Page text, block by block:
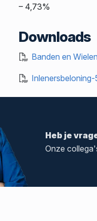
– 4,73%
Downloads
Banden en
Inlenersbeloning-
Heb je
Onze